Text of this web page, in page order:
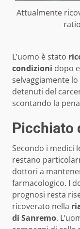
Attualmente
L’uomo è stato
condizioni dopo
selvaggiamente
detenuti del
scontando la
Picchiato
Secondo i medici
restano
dottori a
farmacologico. I
prognosi resta
ricoverato nella
di Sanremo.